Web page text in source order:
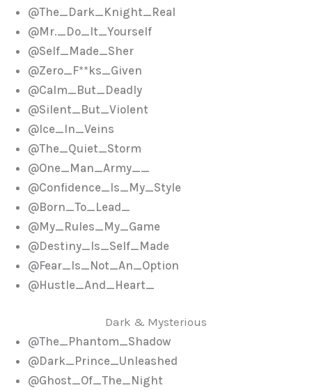
@The_Dark_Knight_Real
@Mr._Do_It_Yourself
@Self_Made_Sher
@Zero_F**ks_Given
@Calm_But_Deadly
@Silent_But_Violent
@Ice_In_Veins
@The_Quiet_Storm
@One_Man_Army__
@Confidence_Is_My_Style
@Born_To_Lead_
@My_Rules_My_Game
@Destiny_Is_Self_Made
@Fear_Is_Not_An_Option
@Hustle_And_Heart_
Dark & Mysterious
@The_Phantom_Shadow
@Dark_Prince_Unleashed
@Ghost_Of_The_Night